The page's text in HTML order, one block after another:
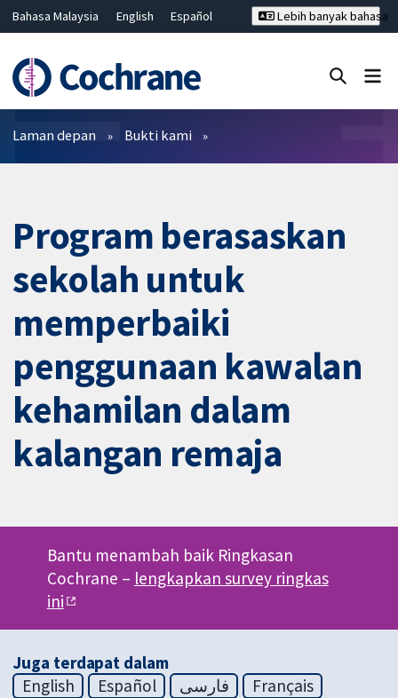
Bahasa Malaysia English
Español
Hrvatski
Deutsch ไทย
繁體中文
简体中文
Lebih banyak bahasa
Penapis
Laman depan Bukti kami
Program berasaskan
sekolah untuk
memperbaiki
penggunaan kawalan
kehamilan dalam
kalangan remaja
Bantu menambah baik Ringkasan
Cochrane – lengkapkan survey ringkas
ini
Juga terdapat dalam
English
Español فارسی
Français